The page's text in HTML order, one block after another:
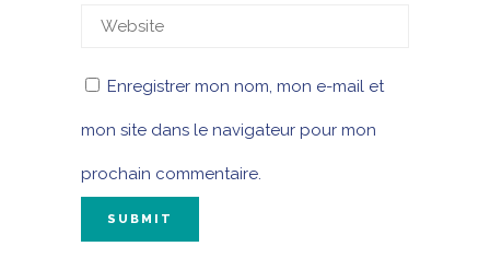
Enregistrer mon nom, mon e-mail et
mon site dans le navigateur pour mon
prochain commentaire.